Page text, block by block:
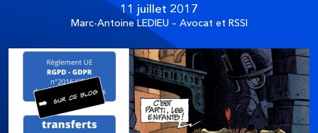
11 juillet 2017
Marc-Antoine LEDIEU – Avocat et RSSI